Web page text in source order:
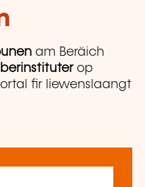
am Beräich
op
fir liewenslaangt